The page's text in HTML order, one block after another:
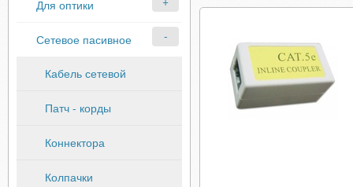
Для оптики
Сетевое пасивное
Кабель сетевой
Патч - корды
Коннектора
Колпачки